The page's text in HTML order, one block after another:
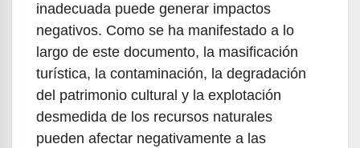
inadecuada puede generar impactos
negativos. Como se ha manifestado a lo
largo de este documento, la masificación
turística, la contaminación, la degradación
del patrimonio cultural y la explotación
desmedida de los recursos naturales
pueden afectar negativamente a las